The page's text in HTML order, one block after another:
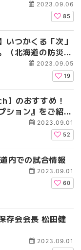
2023.09.06
85
いつかくる「次」
（北海道の防災・
2023.09.05
19
】のおすすめ！
ション』をご紹
2023.09.01
52
内での試合情報
2023.09.01
60
存会会長 松田健
2023.09.01